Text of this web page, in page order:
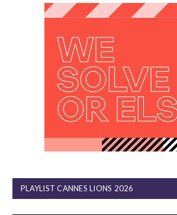
PLAYLIST CANNES LIONS 2026